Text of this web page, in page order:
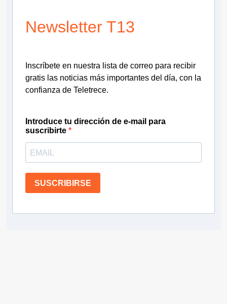
Newsletter T13
Inscríbete en nuestra lista de correo para recibir
gratis las noticias más importantes del día, con la
confianza de Teletrece.
Introduce tu dirección de e-mail para
suscribirte
SUSCRIBIRSE